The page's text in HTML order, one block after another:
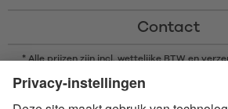
Contact
* Alle prijzen zijn incl. wettelijke BTW en
rembourskosten, indien niet anders